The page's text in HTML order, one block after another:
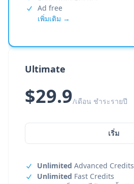
Ad free
เพิ่มเติม →
Ultimate
$29.9/เดือน ชำระรายปี
เริ่ม
Unlimited Advanced Credits
Unlimited Fast Credits